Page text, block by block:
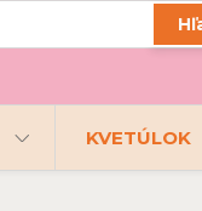
KVETÚLOK